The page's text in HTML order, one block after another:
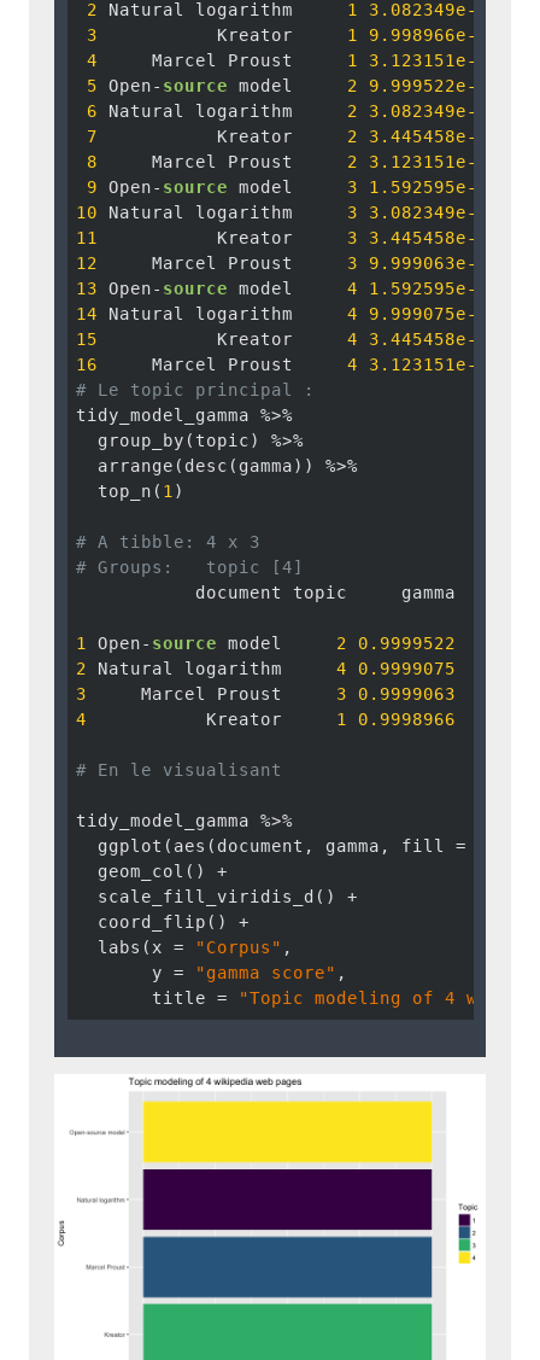
2 Natural logarithm 1
3.082349e-05
3
           Kreator
1
9.998966e-01
4
     Marcel Proust
1
3.123151e-05
5 Open- source model 2
9.999522e-01
6 Natural logarithm 2
3.082349e-05
7
           Kreator
2
3.445458e-05
8
     Marcel Proust
2
3.123151e-05
9 Open- source model 3
1.592595e-05
10 Natural logarithm 3
3.082349e-05
11
           Kreator
3
3.445458e-05
12
     Marcel Proust
3
9.999063e-01
13 Open- source model 4
1.592595e-05
14 Natural logarithm 4
9.999075e-01
15
           Kreator
4
3.445458e-05
16
     Marcel Proust
4
3.123151e-05
# Le topic principal :
tidy_model_gamma %>%
  group_by(topic) %>%
  arrange(desc(gamma)) %>%
  top_n(
1 )
# A tibble: 4 x 3
# Groups:   topic [4]
           document topic     gamma
1 Open- source model 2
0.9999522
2 Natural logarithm 4
0.9999075
3
     Marcel Proust
3
0.9999063
4
           Kreator
1 0.9998966
# En le visualisant
tidy_model_gamma %>%
ggplot(aes(document, gamma, fill =
  geom_col() +
  scale_fill_viridis_d() +
  coord_flip() +
  labs(x =
"Corpus" ,
       y =
"gamma score" ,
       title =
"Topic modeling of 4